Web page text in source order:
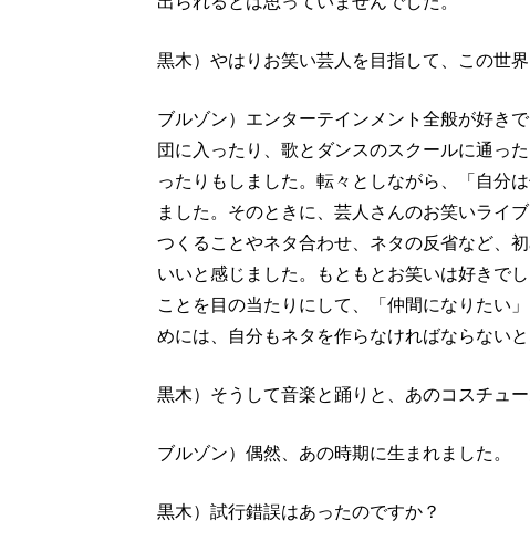
黒木）やはりお笑い芸人を目指して、この世
ブルゾン）エンターテインメント全般が好き
団に入ったり、歌とダンスのスクールに通っ
ったりもしました。転々としながら、「自分
ました。そのときに、芸人さんのお笑いライ
つくることやネタ合わせ、ネタの反省など、
いいと感じました。もともとお笑いは好きで
ことを目の当たりにして、「仲間になりたい
めには、自分もネタを作らなければならない
黒木）そうして音楽と踊りと、あのコスチュ
ブルゾン）偶然、あの時期に生まれました。
黒木）試行錯誤はあったのですか？